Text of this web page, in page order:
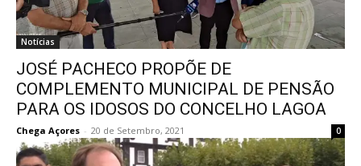
Notícias
JOSÉ PACHECO PROPÕE DE
COMPLEMENTO MUNICIPAL DE PENSÃO
PARA OS IDOSOS DO CONCELHO LAGOA
Chega Açores - 20 de Setembro, 2021 0